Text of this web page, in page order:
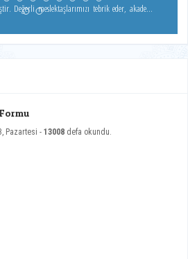
Pazartesi - 13008 defa okundu.